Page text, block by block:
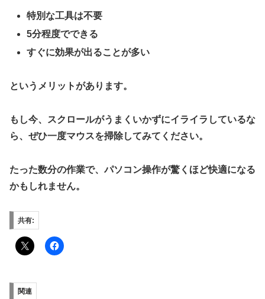
特別な工具は不要
5分程度でできる
すぐに効果が出ることが多い
というメリットがあります。
もし今、スクロールがうまくいかずにイライラしているな
ら、ぜひ一度マウスを掃除してみてください。
たった数分の作業で、パソコン操作が驚くほど快適になる
かもしれません。
共有:
関連